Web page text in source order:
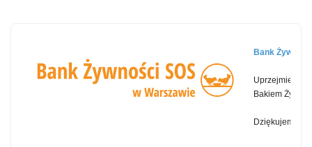
Bank
Uprzejmie
Bakiem
Dziękujemy!!..